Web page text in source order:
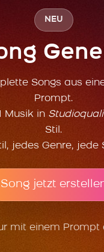
NEU
Songs aus
Prompt.
Musik in
Stil.
jedes Genre, jede
Song jetzt
mit einem Prompt